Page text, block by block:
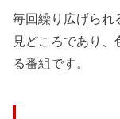
毎回繰り広げられ
見どころであり
る番組です。